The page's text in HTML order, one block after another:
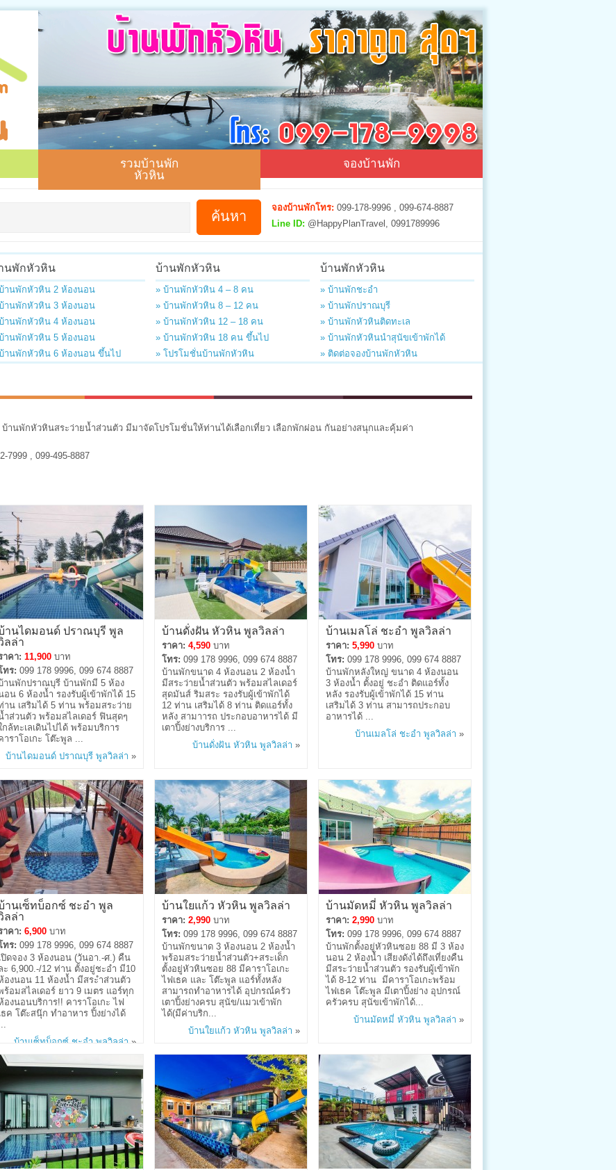
รวมบ้านพัก
หัวหิน
จองบ้านพัก
จองบ้านพักโทร: 099-178-9996 , 099-674-8887
Line ID: @HappyPlanTravel, 0991789996
นพักหัวหิน
านพักหัวหิน 2 ห้องนอน
านพักหัวหิน 3 ห้องนอน
านพักหัวหิน 4 ห้องนอน
านพักหัวหิน 5 ห้องนอน
านพักหัวหิน 6 ห้องนอน ขึ้นไป
บ้านพักหัวหิน
» บ้านพักหัวหิน 4 – 8 คน
» บ้านพักหัวหิน 8 – 12 คน
» บ้านพักหัวหิน 12 – 18 คน
» บ้านพักหัวหิน 18 คน ขึ้นไป
» โปรโมชั่นบ้านพักหัวหิน
บ้านพักหัวหิน
» บ้านพักชะอำ
» บ้านพักปราณบุรี
» บ้านพักหัวหินติดทะเล
» บ้านพักหัวหินนำสุนัขเข้าพักได้
» ติดต่อจองบ้านพักหัวหิน
นพักหัวหินสระว่ายน้ำส่วนตัว มีมาจัดโปรโมชั่นให้ท่านได้เลือกเที่ยว เลือกพักผ่อน กันอย่างสนุกและคุ้มค่า
7999 , 099-495-8887
านไดมอนด์ ปราณบุรี พูล
ลล่า
าคา: 11,900 บาท
ทร: 099 178 9996, 099 674 8887
านพักปราณบุรี บ้านพักมี 5 ห้อง
อน 6 ห้องน้ำ รองรับผู้เข้าพักได้ 15
าน เสริมได้ 5 ท่าน พร้อมสระว่าย
ำส่วนตัว พร้อมสไลเดอร์ ฟินสุดๆ
กล้ทะเลเดินไปได้ พร้อมบริการ
าราโอเกะ โต๊ะพูล ...
บ้านไดมอนด์ ปราณบุรี พูลวิลล่า »
บ้านดั่งฝัน หัวหิน พูลวิลล่า
ราคา: 4,590 บาท
โทร: 099 178 9996, 099 674 8887
บ้านพักขนาด 4 ห้องนอน 2 ห้องน้ำ
มีสระว่ายน้ำส่วนตัว พร้อมสไลเดอร์
สุดมันส์ ริมสระ รองรับผู้เข้าพักได้
12 ท่าน เสริมได้ 8 ท่าน ติดแอร์ทั้ง
หลัง สามาารถ ประกอบอาหารได้ มี
เตาปิ้งย่างบริการ ...
บ้านดั่งฝัน หัวหิน พูลวิลล่า »
บ้านเมลโล่ ชะอำ พูลวิลล่า
ราคา: 5,990 บาท
โทร: 099 178 9996, 099 674 8887
บ้านพักหลังใหญ่ ขนาด 4 ห้องนอน
3 ห้องน้ำ ตั้งอยู่ ชะอำ ติดแอร์ทั้ง
หลัง รองรับผู้เข้าพักได้ 15 ท่าน
เสริมได้ 3 ท่าน สามารถประกอบ
อาหารได้ ...
บ้านเมลโล่ ชะอำ พูลวิลล่า »
านเซ็ทบ็อกซ์ ชะอำ พูล
ลล่า
าคา: 6,900 บาท
ทร: 099 178 9996, 099 674 8887
ปิดจอง 3 ห้องนอน (วันอา.-ศ.) คืน
ะ 6,900.-/12 ท่าน ตั้งอยู่ชะอำ มี10
องนอน 11 ห้องน้ำ มีสระำส่วนตัว
ร้อมสไลเดอร์ ยาว 9 เมตร แอร์ทุก
องนอนบริการ!! คาราโอเกะ ไฟ
ธค โต๊ะสนุ๊ก ทำอาหาร ปิ้งย่างได้
บ้านเซ็ทบ็อกซ์ ชะอำ พูลวิลล่า »
บ้านใยแก้ว หัวหิน พูลวิลล่า
ราคา: 2,990 บาท
โทร: 099 178 9996, 099 674 8887
บ้านพักขนาด 3 ห้องนอน 2 ห้องน้ำ
พร้อมสระว่ายน้ำส่วนตัว+สระเด็ก
ตั้งอยู่หัวหินซอย 88 มีคาราโอเกะ
ไฟเธค และ โต๊ะพูล แอร์ทั้งหลัง
สามารถทำอาหารได้ อุปกรณ์ครัว
เตาปิ้งย่างครบ สุนัข/แมวเข้าพัก
ได้(มีค่าบริก...
บ้านใยแก้ว หัวหิน พูลวิลล่า »
บ้านมัดหมี่ หัวหิน พูลวิลล่า
ราคา: 2,990 บาท
โทร: 099 178 9996, 099 674 8887
บ้านพักตั้งอยู่หัวหินซอย 88 มี 3 ห้อง
นอน 2 ห้องน้ำ เสียงดังได้ถึงเที่ยงคืน
มีสระว่ายน้ำส่วนตัว รองรับผู้เข้าพัก
ได้ 8-12 ท่าน มีคาราโอเกะพร้อม
ไฟเธค โต๊ะพูล มีเตาปิ้งย่าง อุปกรณ์
ครัวครบ สุนัขเข้าพักได้...
บ้านมัดหมี่ หัวหิน พูลวิลล่า »